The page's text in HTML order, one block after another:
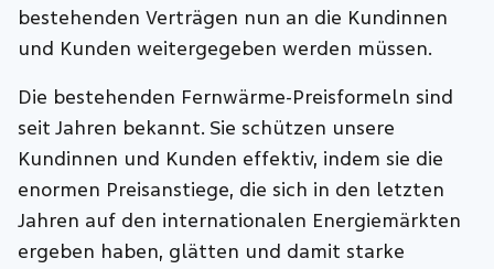
bestehenden Verträgen nun an die Kundinnen
und Kunden weitergegeben werden müssen.
Die bestehenden Fernwärme-Preisformeln sind
seit Jahren bekannt. Sie schützen unsere
Kundinnen und Kunden effektiv, indem sie die
enormen Preisanstiege, die sich in den letzten
Jahren auf den internationalen Energiemärkten
ergeben haben, glätten und damit starke